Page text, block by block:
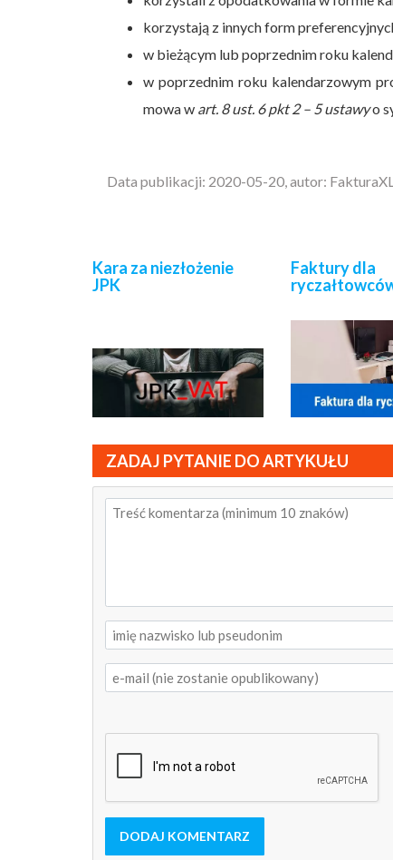
korzystają z innych form
w bieżącym lub poprzednim roku
w poprzednim roku kalendarzowym
mowa w art. 8 ust. 6 pkt 2 – 5 ustawyo
Data publikacji: 2020-05-20, autor:
Kara za niezłożenie
JPK
Faktury dla
ZADAJ PYTANIE DO ARTYKUŁU
DODAJ KOMENTARZ